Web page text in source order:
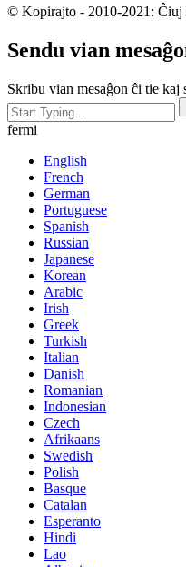
© Kopirajto - 2010-2021: Ĉiuj
Sendu vian
Skribu vian mesaĝon ĉi tie kaj
fermi
English
French
German
Portuguese
Spanish
Russian
Japanese
Korean
Arabic
Irish
Greek
Turkish
Italian
Danish
Romanian
Indonesian
Czech
Afrikaans
Swedish
Polish
Basque
Catalan
Esperanto
Hindi
Lao